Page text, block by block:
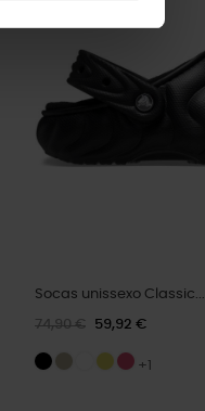
Socas unissexo Classic...
74,90 € 59,92 €
+1